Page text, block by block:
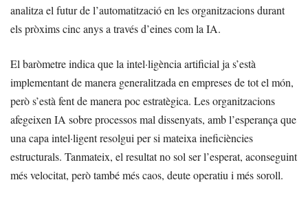
analitza el futur de l’automatització en les organitzacions durant
els pròxims cinc anys a través d’eines com la IA.
El baròmetre indica que la intel·ligència artificial ja s’està
implementant de manera generalitzada en empreses de tot el món,
però s’està fent de manera poc estratègica. Les organitzacions
afegeixen IA sobre processos mal dissenyats, amb l’esperança que
una capa intel·ligent resolgui per si mateixa ineficiències
estructurals. Tanmateix, el resultat no sol ser l’esperat, aconseguint
més velocitat, però també més caos, deute operatiu i més soroll.